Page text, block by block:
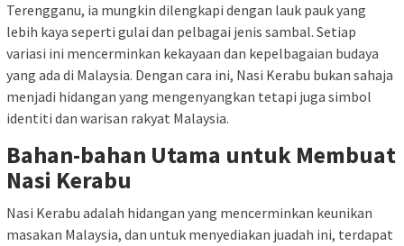
Terengganu, ia mungkin dilengkapi dengan lauk pauk yang
lebih kaya seperti gulai dan pelbagai jenis sambal. Setiap
variasi ini mencerminkan kekayaan dan kepelbagaian budaya
yang ada di Malaysia. Dengan cara ini, Nasi Kerabu bukan sahaja
menjadi hidangan yang mengenyangkan tetapi juga simbol
identiti dan warisan rakyat Malaysia.
Bahan-bahan Utama untuk Membuat
Nasi Kerabu
Nasi Kerabu adalah hidangan yang mencerminkan keunikan
masakan Malaysia, dan untuk menyediakan juadah ini, terdapat